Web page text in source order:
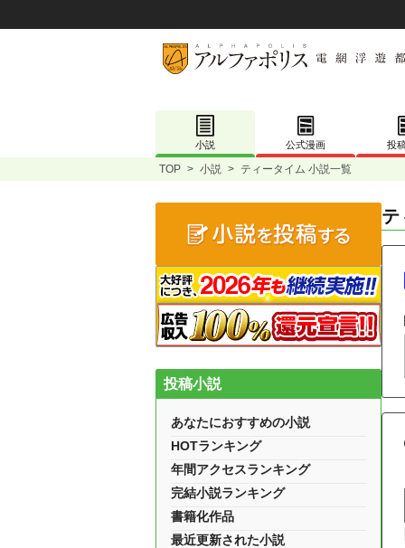
小説 公式漫画 投
TOP > 小説 > ティータイム 小説一覧
テ
投稿小説
あなたにおすすめの小説
HOTランキング
年間アクセスランキング
完結小説ランキング
書籍化作品
最近更新された小説